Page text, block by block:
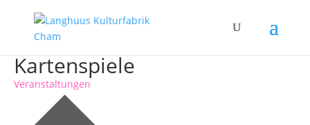
Kartenspiele
Veranstaltungen